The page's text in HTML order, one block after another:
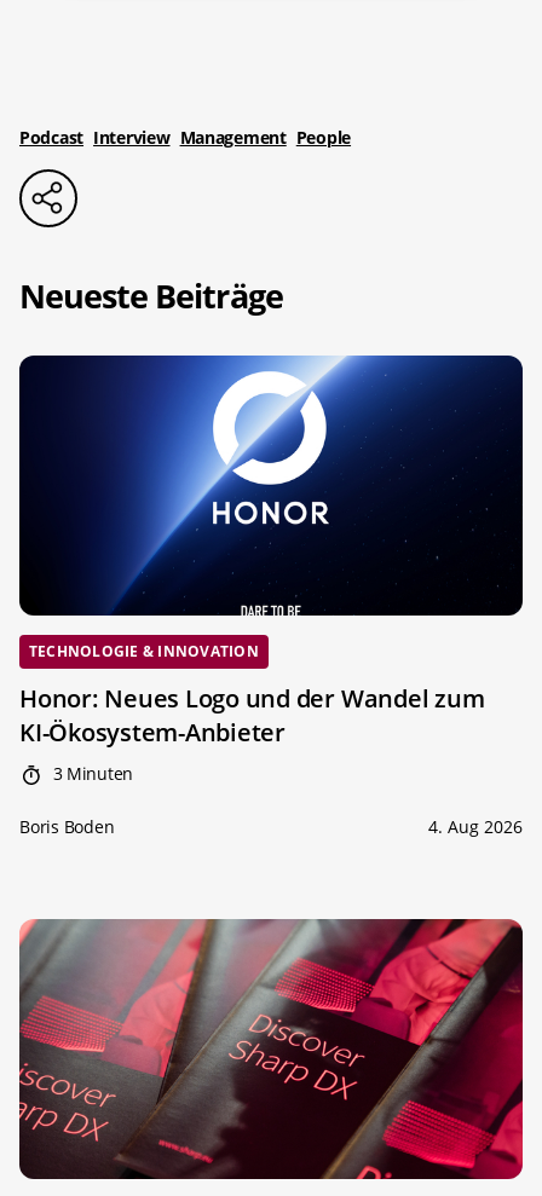
Podcast Interview Management People
Neueste Beiträge
TECHNOLOGIE & INNOVATION
Honor: Neues Logo und der Wandel zum
KI-Ökosystem-Anbieter
3 Minuten
Boris Boden 4. Aug 2026